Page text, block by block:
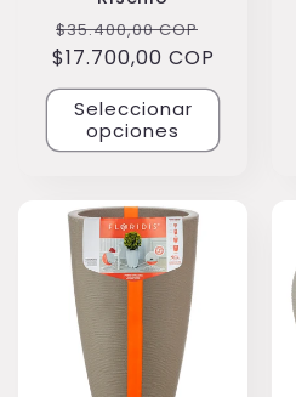
Precio
habitual
$35.400,00 COP
de
oferta
$17.700,00 COP
Seleccionar
opciones